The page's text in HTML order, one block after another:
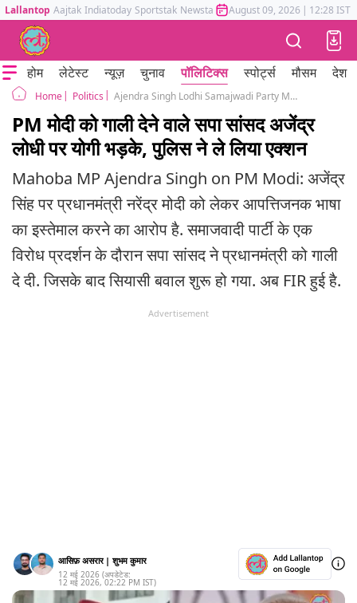
Lallantop Aajtak Indiatoday Sportstak Newstak Mumbai Tak Astrotak
August 09, 2026 | 12:28 IST
होम लेटेस्ट न्यूज़ चुनाव पॉलिटिक्स स्पोर्ट्स मौसम देश
Home Politics Ajendra Singh Lodhi Samajwadi Party Mahoba MP remarks against PM Modi fir
PM मोदी को गाली देने वाले सपा सांसद अजेंद्र
लोधी पर योगी भड़के, पुलिस ने ले लिया एक्शन
Mahoba MP Ajendra Singh on PM Modi: अजेंद्र
सिंह पर प्रधानमंत्री नरेंद्र मोदी को लेकर आपत्तिजनक भाषा
का इस्तेमाल करने का आरोप है. समाजवादी पार्टी के एक
विरोध प्रदर्शन के दौरान सपा सांसद ने प्रधानमंत्री को गाली
दे दी. जिसके बाद सियासी बवाल शुरू हो गया. अब FIR हुई है.
Advertisement
आसिफ़ असरार | शुभम कुमार
12 मई 2026 (अपडेटेड:
12 मई 2026, 02:22 PM IST)